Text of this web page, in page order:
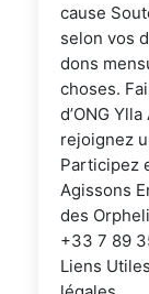
cause
selon vos
dons
choses.
d’ONG
rejoignez
Participez
Agissons
des
+33 7 89
Liens